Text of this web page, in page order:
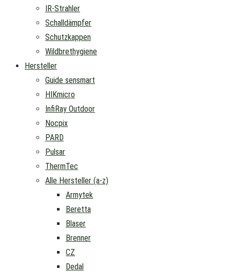
IR-Strahler
Schalldämpfer
Schutzkappen
Wildbrethygiene
Hersteller
Guide sensmart
HIKmicro
InfiRay Outdoor
Nocpix
PARD
Pulsar
ThermTec
Alle Hersteller (a-z)
Armytek
Beretta
Blaser
Brenner
CZ
Dedal